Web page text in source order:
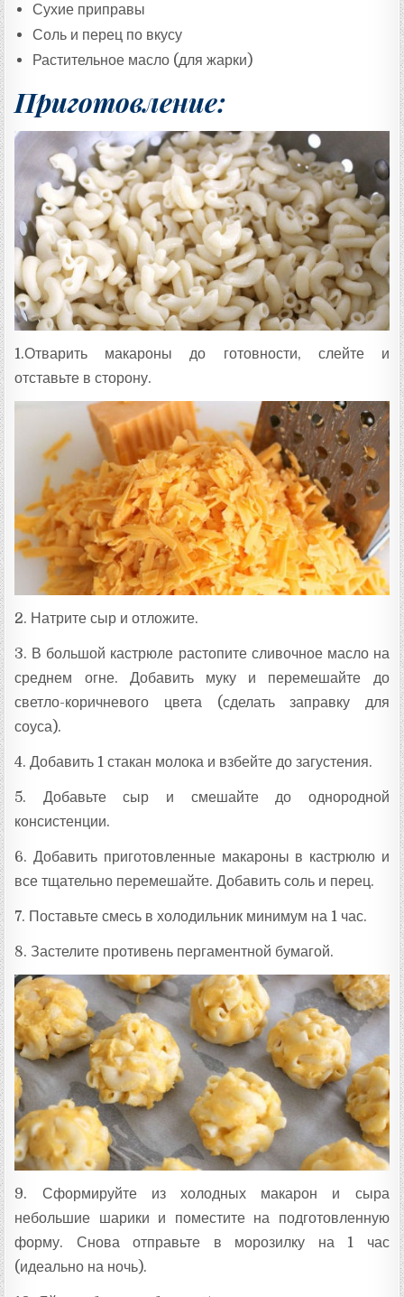
Сухие приправы
Соль и перец по вкусу
Растительное масло (для жарки)
Приготовление:
1.Отварить макароны до готовности, слейте и
отставьте в сторону.
2. Натрите сыр и отложите.
3. В большой кастрюле растопите сливочное масло на
среднем огне. Добавить муку и перемешайте до
светло-коричневого цвета (сделать заправку для
соуса).
4. Добавить 1 стакан молока и взбейте до загустения.
5. Добавьте сыр и смешайте до однородной
консистенции.
6. Добавить приготовленные макароны в кастрюлю и
все тщательно перемешайте. Добавить соль и перец.
7. Поставьте смесь в холодильник минимум на 1 час.
8. Застелите противень пергаментной бумагой.
9. Сформируйте из холодных макарон и сыра
небольшие шарики и поместите на подготовленную
форму. Снова отправьте в морозилку на 1 час
(идеально на ночь).